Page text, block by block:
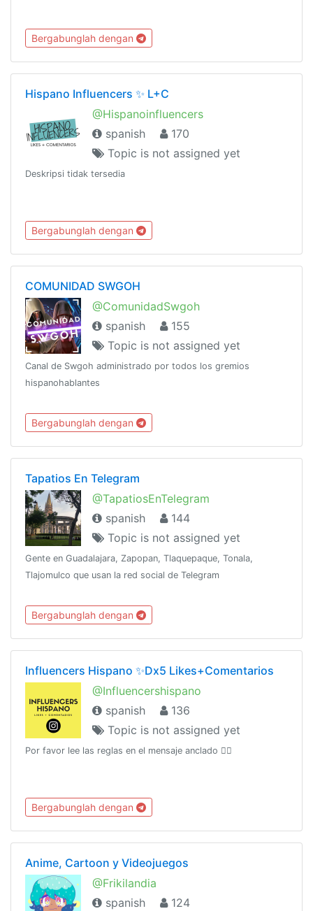
Bergabunglah dengan
Hispano Influencers ✨ L+C
@Hispanoinfluencers
spanish
170
Topic is not assigned yet
Deskripsi tidak tersedia
Bergabunglah dengan
COMUNIDAD SWGOH
@ComunidadSwgoh
spanish
155
Topic is not assigned yet
Canal de Swgoh administrado por todos los gremios
hispanohablantes
Bergabunglah dengan
Tapatios En Telegram
@TapatiosEnTelegram
spanish
144
Topic is not assigned yet
Gente en Guadalajara, Zapopan, Tlaquepaque, Tonala,
Tlajomulco que usan la red social de Telegram
Bergabunglah dengan
Influencers Hispano ✨Dx5 Likes+Comentarios
@Influencershispano
spanish
136
Topic is not assigned yet
Por favor lee las reglas en el mensaje anclado ☝🏻
Bergabunglah dengan
Anime, Cartoon y Videojuegos
@Frikilandia
spanish
124